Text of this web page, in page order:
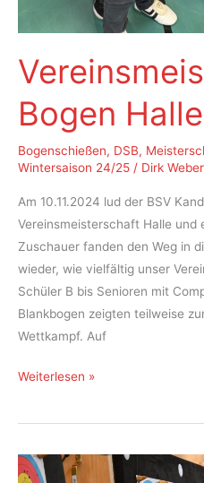
Bogen
Bogenschießen, DSB,
Wintersaison 24/25 / Dirk Weber
Am 10.11.2024 lud der BSV
Vereinsmeisterschaft Halle
Zuschauer fanden den Weg in
wieder, wie vielfältig unser
Schüler B bis Senioren mit
Blankbogen zeigten teilweise
Wettkampf. Auf
Vereinsmeisterschaft
Halle
Weiterlesen »